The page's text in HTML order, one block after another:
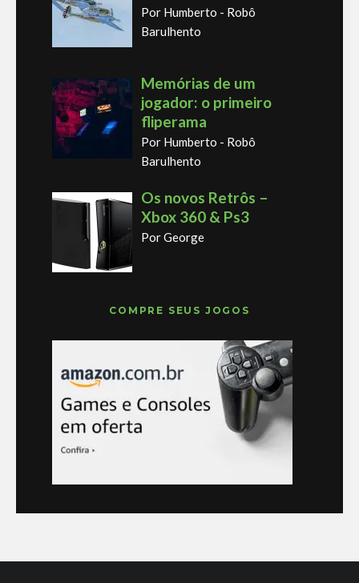
Por Humberto - Robô
Barulhento
Memórias de um
jogador: o primeiro
fliperama
Por Humberto - Robô
Barulhento
Os novos Retrôs –
Xbox 360 & Ps3
Por George
COMPRE SEUS JOGOS